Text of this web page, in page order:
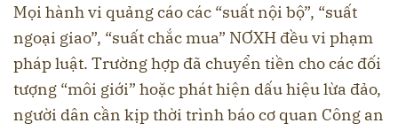
Mọi hành vi quảng cáo các “suất nội bộ”, “suất
ngoại giao”, “suất chắc mua” NƠXH đều vi phạm
pháp luật. Trường hợp đã chuyển tiền cho các đối
tượng “môi giới” hoặc phát hiện dấu hiệu lừa đảo,
người dân cần kịp thời trình báo cơ quan Công an